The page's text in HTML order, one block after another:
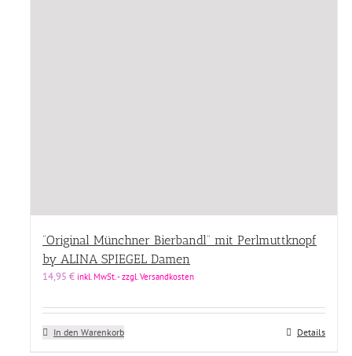
“Original Münchner Bierbandl” mit Perlmuttknopf
by ALINA SPIEGEL Damen
14,95 € inkl. MwSt. - zzgl. Versandkosten
In den Warenkorb Details